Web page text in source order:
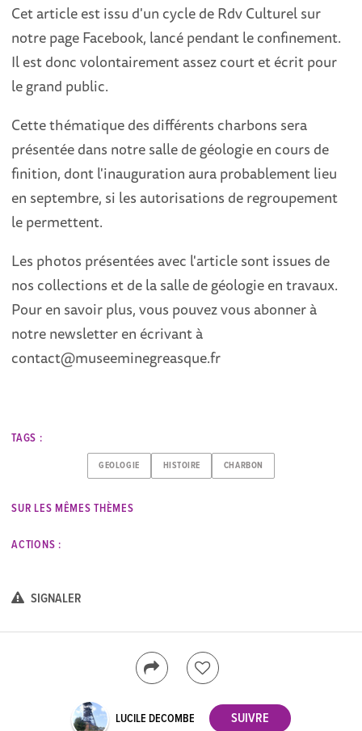
Cet article est issu d'un cycle de Rdv Culturel sur
notre page Facebook, lancé pendant le confinement.
Il est donc volontairement assez court et écrit pour
le grand public.
Cette thématique des différents charbons sera
présentée dans notre salle de géologie en cours de
finition, dont l'inauguration aura probablement lieu
en septembre, si les autorisations de regroupement
le permettent.
Les photos présentées avec l'article sont issues de
nos collections et de la salle de géologie en travaux.
Pour en savoir plus, vous pouvez vous abonner à
notre newsletter en écrivant à
contact@museeminegreasque.fr
TAGS :
GEOLOGIE HISTOIRE CHARBON
SUR LES MÊMES THÈMES
ACTIONS :
SIGNALER
LUCILE DECOMBE